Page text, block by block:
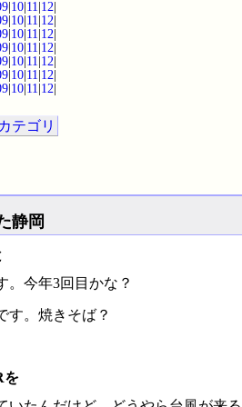
|10|11|12|
|10|11|12|
|10|11|12|
|10|11|12|
|10|11|12|
|10|11|12|
|10|11|12|
テゴリ
静岡
。今年3回目かな？
す。焼きそば？
を